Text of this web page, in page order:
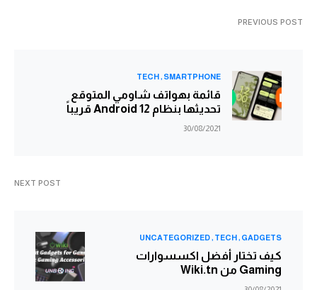
PREVIOUS POST
SMARTPHONE
TECH
قائمة بهواتف شاومي المتوقع
تحديثها بنظام Android 12 قريباً
30/08/2021
NEXT POST
GADGETS
TECH
UNCATEGORIZED
كيف تختار أفضل اكسسوارات
Gaming من Wiki.tn